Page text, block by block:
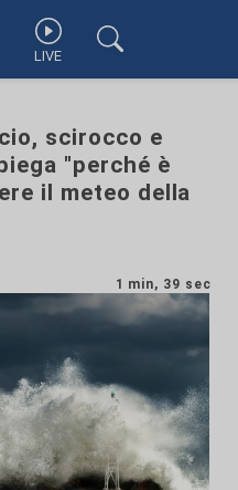
LIVE
scirocco e
"perché è
il meteo della
1 min, 39 sec